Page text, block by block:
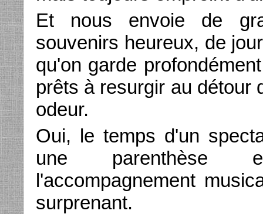
Et nous envoie de
souvenirs heureux, de
qu'on garde
prêts à resurgir au détour
odeur.
Oui, le temps d'un
une parenthèse
l'accompagnement
surprenant.